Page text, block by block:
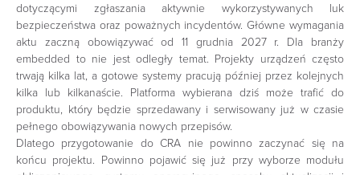
dotyczącymi zgłaszania aktywnie wykorzystywanych luk
bezpieczeństwa oraz poważnych incydentów. Główne wymagania
aktu zaczną obowiązywać od 11 grudnia 2027 r. Dla branży
embedded to nie jest odległy temat. Projekty urządzeń często
trwają kilka lat, a gotowe systemy pracują później przez kolejnych
kilka lub kilkanaście. Platforma wybierana dziś może trafić do
produktu, który będzie sprzedawany i serwisowany już w czasie
pełnego obowiązywania nowych przepisów.
Dlatego przygotowanie do CRA nie powinno zaczynać się na
końcu projektu. Powinno pojawić się już przy wyborze modułu